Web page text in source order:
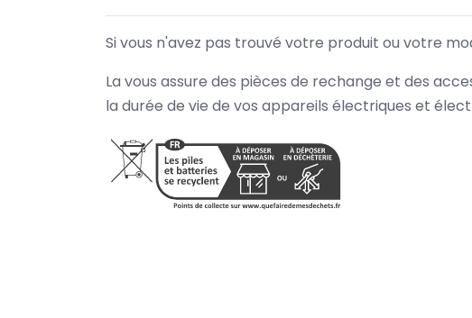
Si vous n'avez pas trouvé votre produit ou votre
La vous assure des pièces de rechange et des
la durée de vie de vos appareils électriques et